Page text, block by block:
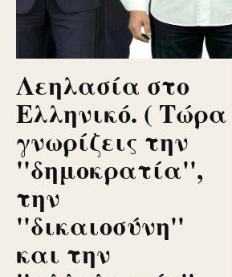
Λεηλασία στο
Ελληνικό. ( Τώρα
γνωρίζεις την
''δημοκρατία'',
την
''δικαιοσύνη''
και την